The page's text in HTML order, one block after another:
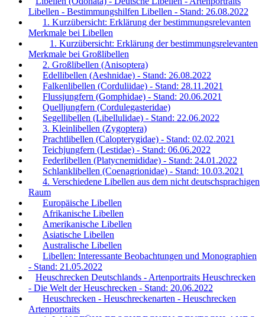
Libellen - Bestimmungshilfen Libellen - Stand: 26.08.2022
1. Kurzübersicht: Erklärung der bestimmungsrelevanten
Merkmale bei Libellen
1. Kurzübersicht: Erklärung der bestimmungsrelevanten
Merkmale bei Großlibellen
2. Großlibellen (Anisoptera)
Edellibellen (Aeshnidae) - Stand: 26.08.2022
Falkenlibellen (Corduliidae) - Stand: 28.11.2021
Flussjungfern (Gomphidae) - Stand: 20.06.2021
Quelljungfern (Cordulegasteridae)
Segellibellen (Libellulidae) - Stand: 22.06.2022
3. Kleinlibellen (Zygoptera)
Prachtlibellen (Calopterygidae) - Stand: 02.02.2021
Teichjungfern (Lestidae) - Stand: 06.06.2022
Federlibellen (Platycnemididae) - Stand: 24.01.2022
Schlanklibellen (Coenagrionidae) - Stand: 10.03.2021
4. Verschiedene Libellen aus dem nicht deutschsprachigen
Raum
Europäische Libellen
Afrikanische Libellen
Amerikanische Libellen
Asiatische Libellen
Australische Libellen
Libellen: Interessante Beobachtungen und Monographien
- Stand: 21.05.2022
Heuschrecken Deutschlands - Artenportraits Heuschrecken
- Die Welt der Heuschrecken - Stand: 20.06.2022
Heuschrecken - Heuschreckenarten - Heuschrecken
Artenportraits